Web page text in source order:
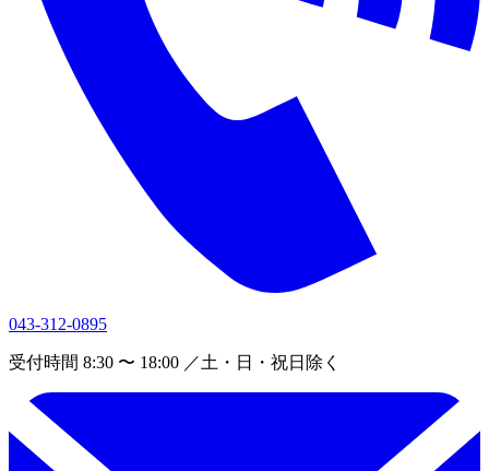
043-312-0895
受付時間 8:30 〜 18:00 ／土・日・祝日除く